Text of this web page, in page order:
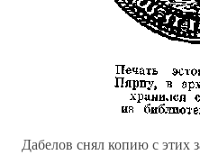
Дабелов снял копию с этих